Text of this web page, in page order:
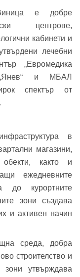
е добре
центрове,
кабинети и
лечебни
„Евромедика
„Янев“ и МБАЛ
спектър от
в
магазини,
както и
ежедневните
до курортните
зони създава
и активен начин
среда, добра
строителство и
утвърждава
до нас. Ще
бързо.